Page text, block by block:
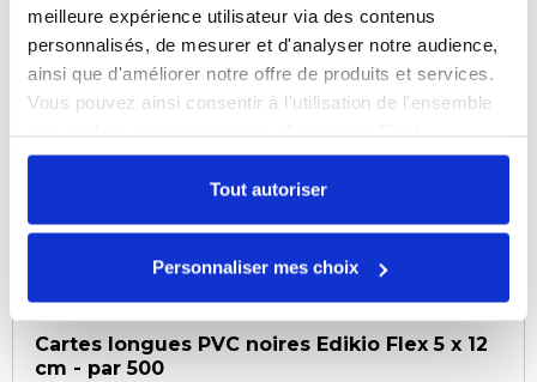
meilleure expérience utilisateur via des contenus
personnalisés, de mesurer et d'analyser notre audience,
ainsi que d'améliorer notre offre de produits et services.
Vous pouvez ainsi consentir à l'utilisation de l'ensemble
autoriser". Cependant, si vous ne souhaitez autoriser que
certains types de cookies, veuillez cliquer sur
"Personnaliser mes choix".
Tout autoriser
Personnaliser mes choix
Cartes longues PVC noires Edikio Flex 5 x 12
cm - par 500